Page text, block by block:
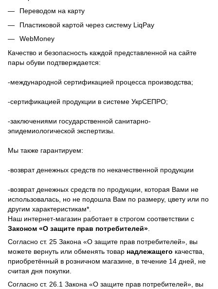
Переводом на карту
Пластиковой картой через систему LiqPay
WebMoney
Качество и безопасность каждой представленной на сайте
пары обуви подтверждается:
-международной сертификацией процесса производства;
-сертификацией продукции в системе УкрСЕПРО;
-заключениями государственной санитарно-
эпидемиологической экспертизы.
Мы также гарантируем:
-возврат денежных средств по некачественной продукции
-возврат денежных средств по продукции, которая Вами не
использовалась, но не подошла Вам по размеру, цвету или по
другим характеристикам*.
Наш интернет-магазин работает в строгом соответствии с
Законом «О защите прав потребителей»
Согласно ст. 25 Закона «О защите прав потребителей», вы
можете вернуть или обменять товар надлежащего качества,
приобретённый в розничном магазине, в течение 14 дней, не
считая дня покупки.
Согласно ст. 26.1 Закона «О защите прав потребителей», вы